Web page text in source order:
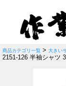
商品カテゴリ一覧 > 大きい
2151-126 半袖シャツ